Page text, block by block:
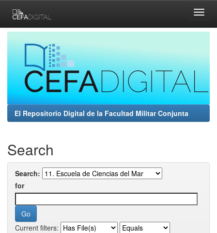
navigation
El Repositorio Digital de la Facultad Militar Conjunta
Search
Search:
for
Current filters: